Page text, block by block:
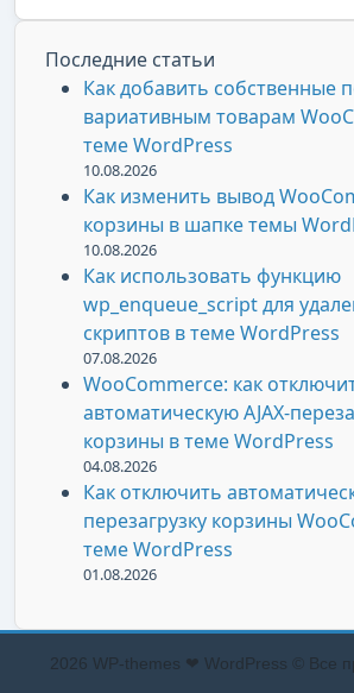
Последние статьи
Как добавить собственные
вариативным товарам
теме WordPress
10.08.2026
Как изменить вывод
корзины в шапке темы
10.08.2026
Как использовать функцию
wp_enqueue_script для
скриптов в теме WordPress
07.08.2026
WooCommerce: как
автоматическую AJAX-
корзины в теме WordPress
04.08.2026
Как отключить
перезагрузку корзины
теме WordPress
01.08.2026
2026 WP-themes ❤ WordPress © Все